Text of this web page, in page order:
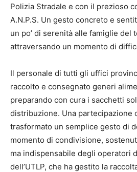
Polizia Stradale e con il prezioso
A.N.P.S. Un gesto concreto e
un po’ di serenità alle famiglie del
attraversando un momento di
Il personale di tutti gli uffici
raccolto e consegnato generi
preparando con cura i sacchetti
distribuzione. Una partecipazione
trasformato un semplice gesto di
momento di condivisione,
ma indispensabile degli operatori
dell’UTLP, che ha gestito la